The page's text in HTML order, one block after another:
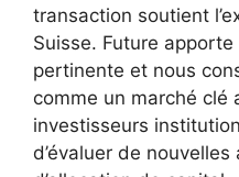
transaction soutient
Suisse. Future
pertinente et nous
comme un marché clé
investisseurs
d’évaluer de